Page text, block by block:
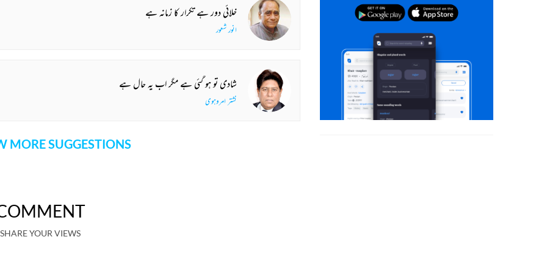
خلائی دور ہے تکرار کا زمانہ ہے
انور شعور
شادی تو ہو گئی ہے مگر اب یہ حال ہے
نشتر امروہوی
MORE SUGGESTIONS
SHARE YOUR VIEWS